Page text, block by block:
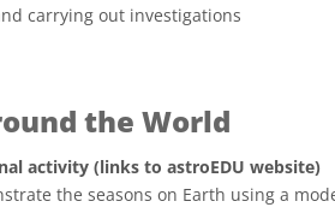
carrying out investigations
the World
activity (links to astroEDU website)
the seasons on Earth using a